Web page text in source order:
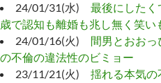
24/01/31(水) 最後にした
歳で認知も離婚も兆し無く笑い
24/01/16(火) 間男とおお
の不倫の違法性のビミョー
23/11/21(火) 揺れる本気